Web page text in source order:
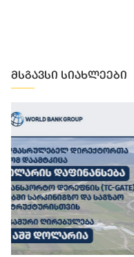
მსგავსი სიახლეები